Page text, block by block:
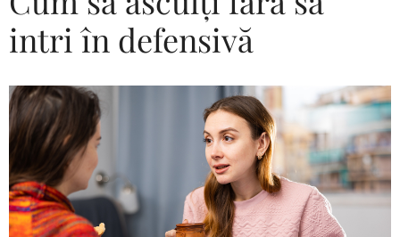
intri în defensivă